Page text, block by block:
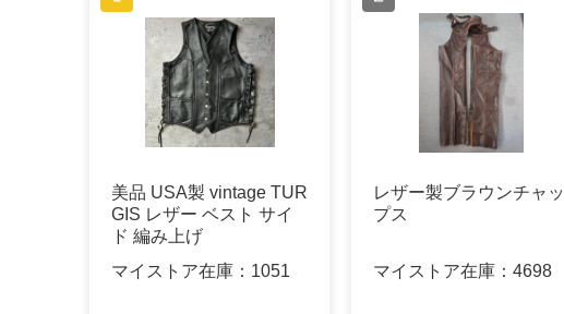
美品 USA製 vintage TUR
GIS レザー ベスト サイ
ド 編み上げ
マイストア在庫： 1051
レザー製ブラウンチャッ
プス
マイストア在庫： 4698